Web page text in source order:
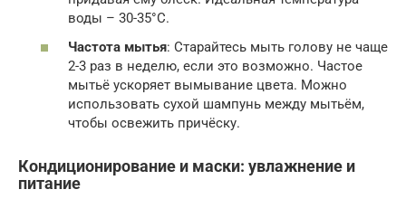
воды – 30-35°C.
Частота мытья: Старайтесь мыть голову не чаще
2-3 раз в неделю, если это возможно. Частое
мытьё ускоряет вымывание цвета. Можно
использовать сухой шампунь между мытьём,
чтобы освежить причёску.
Кондиционирование и маски: увлажнение и
питание